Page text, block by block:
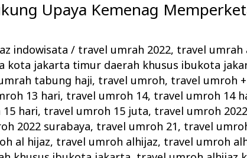
Upaya Kemenag
indowisata/ travel umrah 2022, travel umrah
kota jakarta timur daerah khusus ibukota
tabung haji, travel umroh, travel umroh
13 hari, travel umroh 14, travel umroh 14
hari, travel umroh 15 juta, travel umroh
2022 surabaya, travel umroh 21, travel
al hijaz, travel umroh alhijaz, travel umroh